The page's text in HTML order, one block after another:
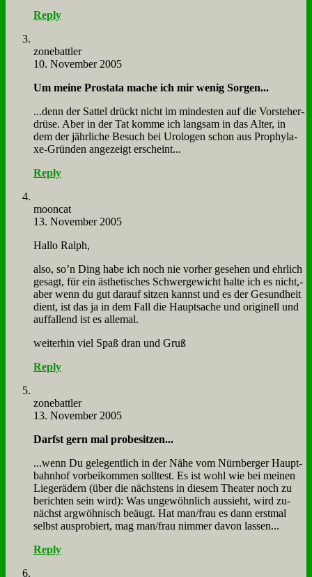
Reply
zone­batt­ler
10. November 2005
Um mei­ne Pro­sta­ta ma­che ich mir we­nig Sor­gen...
...denn der Sat­tel drückt nicht im min­de­sten auf die Vor­ste­her­
drü­se. Aber in der Tat kom­me ich lang­sam in das Al­ter, in
dem der jähr­li­che Be­such bei Uro­lo­gen schon aus Pro­phy­la­
xe-Grün­den an­ge­zeigt er­scheint...
Reply
moon­cat
13. November 2005
Hal­lo Ralph,
al­so, so’n Ding ha­be ich noch nie vor­her ge­se­hen und ehr­lich
ge­sagt, für ein äs­the­ti­sches Schwer­ge­wicht hal­te ich es nicht,-
aber wenn du gut dar­auf sit­zen kannst und es der Ge­sund­heit
dient, ist das ja in dem Fall die Haupt­sa­che und ori­gi­nell und
auf­fal­lend ist es al­le­mal.
wei­ter­hin viel Spaß dran und Gruß
Reply
zone­batt­ler
13. November 2005
Darfst gern mal pro­be­sit­zen...
...wenn Du ge­le­gent­lich in der Nä­he vom Nürn­ber­ger Haupt­
bahn­hof vor­bei­kom­men soll­test. Es ist wohl wie bei mei­nen
Lie­ge­rä­dern (über die näch­stens in die­sem Thea­ter noch zu
be­rich­ten sein wird): Was un­ge­wöhn­lich aus­sieht, wird zu­
nächst arg­wöh­nisch be­äugt. Hat man/frau es dann erst­mal
selbst aus­pro­biert, mag man/frau nim­mer da­von las­sen...
Reply